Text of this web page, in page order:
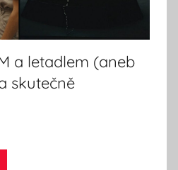
i
n
a letadlem (aneb
skutečně
u